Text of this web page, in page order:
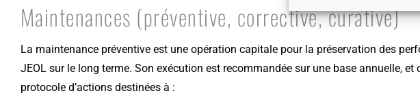
Maintenances (préventive, corrective, curative)
La maintenance préventive est une opération capitale pour la préservation des
JEOL sur le long terme. Son exécution est recommandée sur une base annuelle, et
protocole d’actions destinées à :